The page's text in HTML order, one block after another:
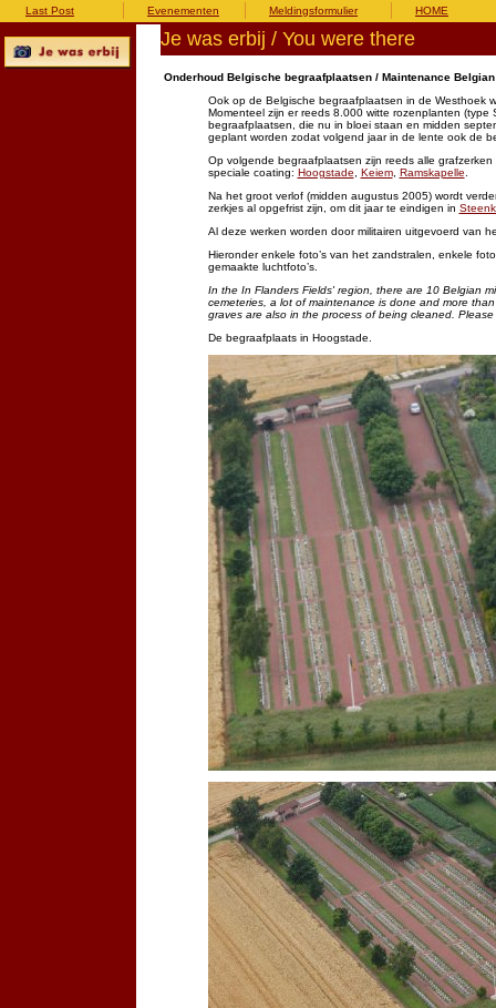
Last Post Evenementen Meldingsformulier HOME
Je was erbij / You were there
Onderhoud Belgische begraafplaatsen / Maintenance
Ook op de Belgische begraafplaatsen in de Westhoek
Momenteel zijn er reeds 8.000 witte rozenplanten
begraafplaatsen, die nu in bloei staan en midden
geplant worden zodat volgend jaar in de lente ook de
Op volgende begraafplaatsen zijn reeds alle
speciale coating: Hoogstade Keiem, Ramskapelle
Na het groot verlof (midden augustus 2005) wordt
zerkjes al opgefrist zijn, om dit jaar te eindigen in
Al deze werken worden door militairen uitgevoerd van
Hieronder enkele foto’s van het zandstralen, enkele
gemaakte luchtfoto’s.
In the In Flanders Fields' region, there are 10 Belgian
cemeteries, a lot of maintenance is done and more
graves are also in the process of being cleaned.
De begraafplaats in Hoogstade.